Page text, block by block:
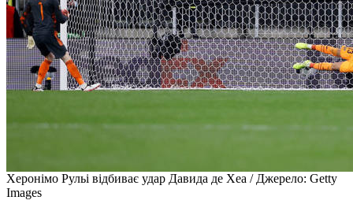
Херонімо Рульі відбиває удар Давида де Хеа / Джерело: Getty
Images